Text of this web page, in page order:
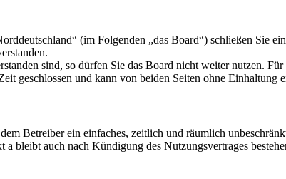
(im Folgenden „das Board“) schließen Sie
sind, so dürfen Sie das Board nicht weiter nutzen.
geschlossen und kann von beiden Seiten ohne Einhaltung
Betreiber ein einfaches, zeitlich und räumlich
bleibt auch nach Kündigung des Nutzungsvertrages